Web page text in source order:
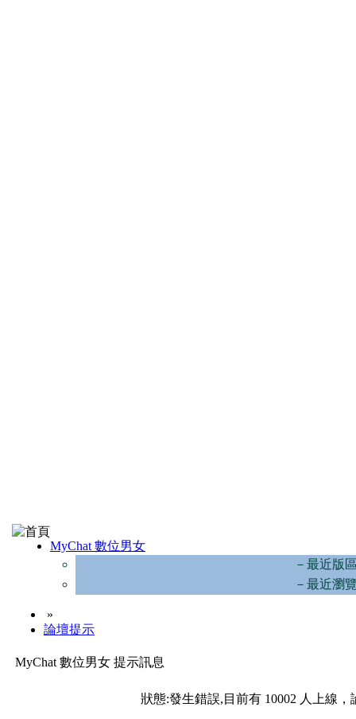
MyChat 數位男女
－最近版
－最近瀏
»
論壇提示
MyChat 數位男女 提示訊息
狀態:發生錯誤,目前有 10002 人上線